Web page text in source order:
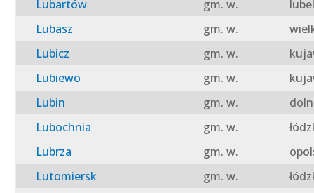
Lubartów gm. w.
Lubasz
gm. w.
Lubicz
gm. w.
Lubiewo
gm. w.
Lubin
gm. w.
Lubochnia
gm. w.
Lubrza
gm. w.
Lutomiersk
gm. w.